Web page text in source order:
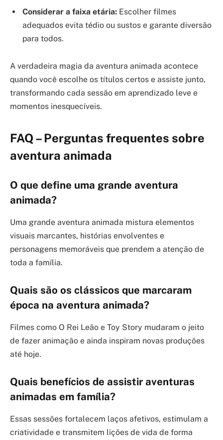
Considerar a faixa etária: Escolher filmes
adequados evita tédio ou sustos e garante diversão
para todos.
A verdadeira magia da aventura animada acontece
quando você escolhe os títulos certos e assiste junto,
transformando cada sessão em aprendizado leve e
momentos inesquecíveis.
FAQ – Perguntas frequentes sobre
aventura animada
O que define uma grande aventura
animada?
Uma grande aventura animada mistura elementos
visuais marcantes, histórias envolventes e
personagens memoráveis que prendem a atenção de
toda a família.
Quais são os clássicos que marcaram
época na aventura animada?
Filmes como O Rei Leão e Toy Story mudaram o jeito
de fazer animação e ainda inspiram novas produções
até hoje.
Quais benefícios de assistir aventuras
animadas em família?
Essas sessões fortalecem laços afetivos, estimulam a
criatividade e transmitem lições de vida de forma